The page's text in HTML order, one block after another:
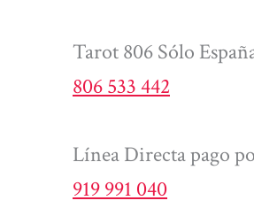
Tarot 806 Sólo
806 533 442
Línea Directa pago
919 991 040